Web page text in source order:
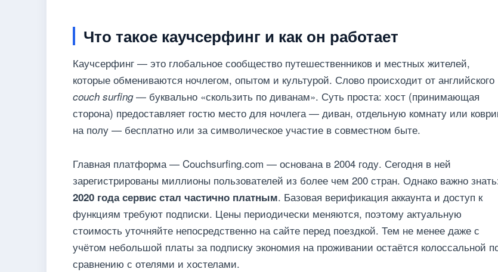
Что такое каучсерфинг и как он работает
Каучсерфинг — это глобальное сообщество путешественников и местных жителей,
которые обмениваются ночлегом, опытом и культурой. Слово происходит от английского
couch surfing— буквально «скользить по диванам». Суть проста: хост (принимающая
сторона) предоставляет гостю место для ночлега — диван, отдельную комнату или
на полу — бесплатно или за символическое участие в совместном быте.
Главная платформа — Couchsurfing.com — основана в 2004 году. Сегодня в ней
зарегистрированы миллионы пользователей из более чем 200 стран. Однако важно
2020 года сервис стал частично платным. Базовая верификация аккаунта и доступ к
функциям требуют подписки. Цены периодически меняются, поэтому актуальную
стоимость уточняйте непосредственно на сайте перед поездкой. Тем не менее даже с
учётом небольшой платы за подписку экономия на проживании остаётся колоссальной
сравнению с отелями и хостелами.